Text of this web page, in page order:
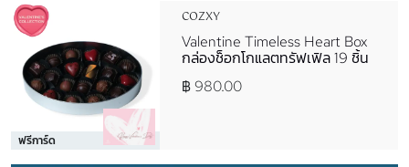
ฟรีการ์ด
COZXY
Valentine Timeless Heart Box
กล่องช็อกโกแลตทรัฟเฟิล 19 ชิ้น
฿ 980.00